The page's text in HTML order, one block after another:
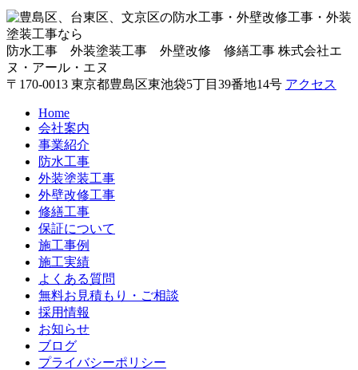
防水工事 外装塗装工事 外壁改修 修繕工事 株式会社エ
ヌ・アール・エヌ
〒170-0013 東京都豊島区東池袋5丁目39番地14号 アクセス
Home
会社案内
事業紹介
防水工事
外装塗装工事
外壁改修工事
修繕工事
保証について
施工事例
施工実績
よくある質問
無料お見積もり・ご相談
採用情報
お知らせ
ブログ
プライバシーポリシー